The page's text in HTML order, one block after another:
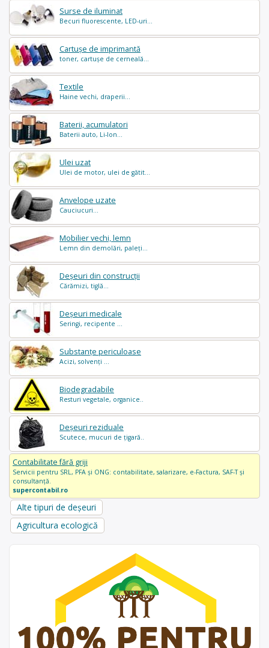
Surse de iluminat
Becuri fluorescente, LED-uri...
Cartușe de imprimantă
toner, cartușe de cerneală...
Textile
Haine vechi, draperii...
Baterii, acumulatori
Baterii auto, Li-Ion...
Ulei uzat
Ulei de motor, ulei de gătit...
Anvelope uzate
Cauciucuri...
Mobilier vechi, lemn
Lemn din demolări, paleți...
Deșeuri din construcții
Cărămizi, tiglă...
Deșeuri medicale
Seringi, recipente ...
Substanțe periculoase
Acizi, solvenți ...
Biodegradabile
Resturi vegetale, organice..
Deșeuri reziduale
Scutece, mucuri de țigară..
Contabilitate fără griji
Servicii pentru SRL, PFA și ONG: contabilitate, salarizare, e-Factura, SAF-T și
consultanță.
supercontabil.ro
Alte tipuri de deșeuri
Agricultura ecologică